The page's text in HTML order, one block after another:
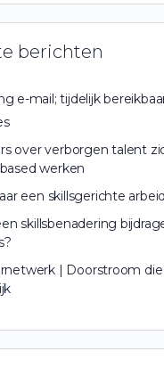
berichten
e-mail; tijdelijk
over verborgen talent
werken
een skillsgerichte
skillsbenadering
| Doorstroom